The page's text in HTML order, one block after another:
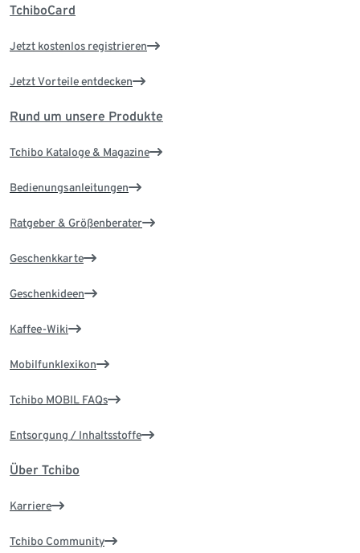
TchiboCard
Jetzt kostenlos registrieren
Jetzt Vorteile entdecken
Rund um unsere Produkte
Tchibo Kataloge & Magazine
Bedienungsanleitungen
Ratgeber & Größenberater
Geschenkkarte
Geschenkideen
Kaffee-Wiki
Mobilfunklexikon
Tchibo MOBIL FAQs
Entsorgung / Inhaltsstoffe
Über Tchibo
Karriere
Tchibo Community